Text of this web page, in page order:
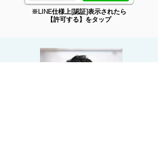
※LINE仕様上[認証]表示されたら
【許可する】をタップ